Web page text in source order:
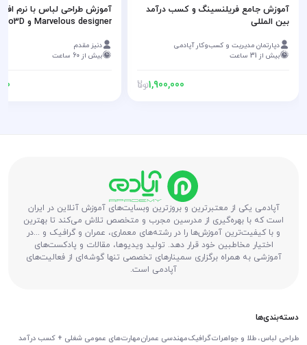
آموزش جامع فریلنسینگ و کسب درآمد
بین المللی
دپارتمان مدیریت و کسب‌و‌کار آپادمی
بیش از 31 ساعت
1,900,000
آموزش طراحی لباس با نرم افزار
Marvelous designer و Clo3D
دنیز مقدم
بیش از 60 ساعت
آپادمی یکی از معتبرترین و بروزترین وبسایت‌های آموزش آنلاین در ایران
است که با بهره‌گیری از مدرسین مجرب و متخصص تلاش می‌کند تا بهترین
و با کیفیت‌ترین آموزش‌ها را در رشته‌های معماری، عمران و گرافیک و ...در
اختیار مخاطبین خود قرار دهد. تولید ویدیوها، مقالات و پادکست‌های
آموزشی به همراه برگزاری سمینارهای تخصصی تنها گوشه‌ای از فعالیت‌های
آپادمی است.
دسته‌بندی‌ها
طراحی لباس، طلا و جواهراتگرافیکمهندسی عمرانمهارت‌های عمومی شغلی + کسب درآمد